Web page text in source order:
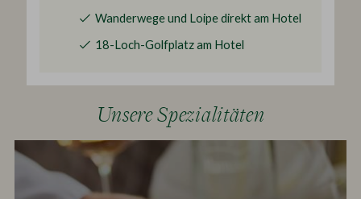
Wanderwege und Loipe direkt am Hotel
18-Loch-Golfplatz am Hotel
Unsere Spezialitäten